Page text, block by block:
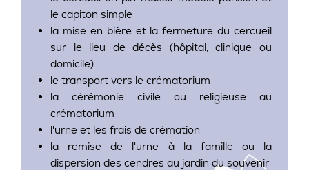
le capiton simple
la mise en bière et la fermeture du cercueil
sur le lieu de décès (hôpital, clinique ou
domicile)
le transport vers le crématorium
la cérémonie civile ou religieuse au
crématorium
l'urne et les frais de crémation
la remise de l'urne à la famille ou la
dispersion des cendres au jardin du souvenir